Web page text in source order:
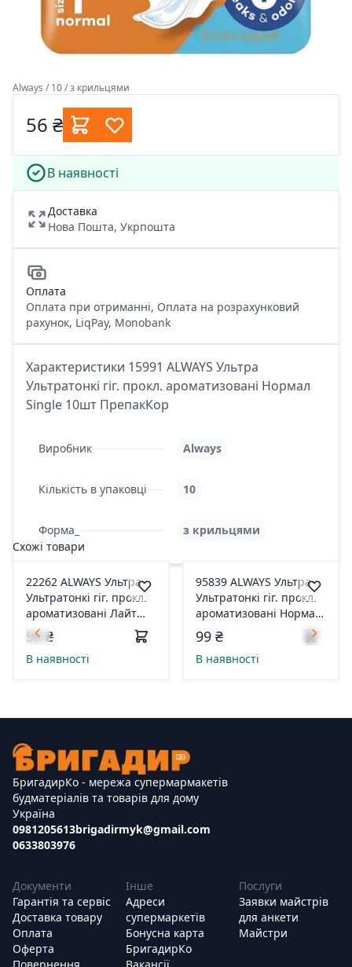
Always / 10 / з крильцями
56 ₴
В наявності
Доставка
Нова Пошта, Укрпошта
Оплата
Оплата при отриманні, Оплата на розрахунковий
рахунок, LiqPay, Monobank
Характеристики 15991 ALWAYS Ультра
Ультратонкі гіг. прокл. ароматизовані Нормал
Single 10шт ПрепакКор
Виробник Always
Кількість в упаковці 10
Форма_
з крильцями
Схожі товари
22262 ALWAYS Ультра
Ультратонкі гіг. прокл.
ароматизовані Лайт
Single 10шт
59 ₴
В наявності
95839 ALWAYS Ультра
Ультратонкі гіг. прокл.
ароматизовані Нормал
Duo 20шт ПрепакКор
99 ₴
В наявності
БригадирКо - мережа супермармакетів
будматеріалів та товарів для дому
Україна
0981205613
0633803976
brigadirmyk@gmail.com
Документи
Гарантія та сервіс
Доставка товару
Оплата
Оферта
Інше
Адреси
супермаркетів
Бонусна карта
БригадирКо
Послуги
Заявки майстрів
для анкети
Майстри